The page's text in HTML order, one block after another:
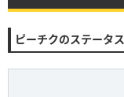
ピーチクのステータス